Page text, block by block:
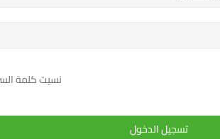
نسيت كلمة
تسجيل الدخول